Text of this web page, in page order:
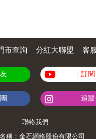
Design Associates
all the beautiful
iPHONE while traveling. This
all over the world. This interior
considered the
architectures and foods as the
of his voyages. The photos with
present the simplicity and
市查詢 分紅大聯盟 客
訂閱
追蹤
聯絡我們
稱：金石網絡股份有限公司